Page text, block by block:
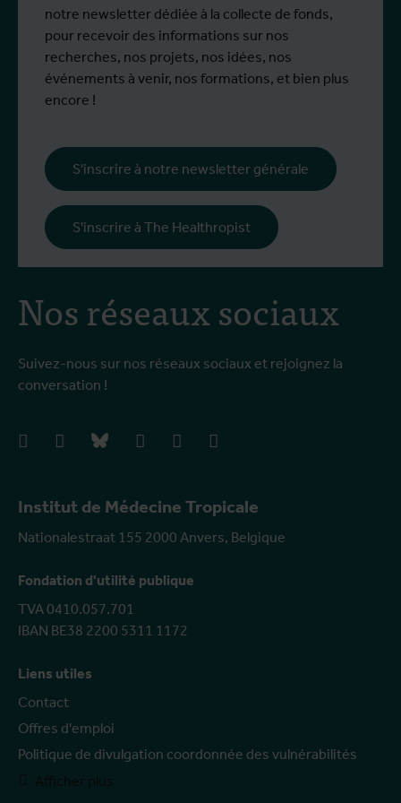
spécialisé chez Ecodevelopment, en
Grèce, grâce au soutien d'une bourse de
mobilité Erasmus+.
Institut de Médecine Tropicale
Nationalestraat 155 2000 Anvers, Belgique
Fondation d'utilité publique
TVA 0410.057.701
IBAN BE38 2200 5311 1172
Liens utiles
Contact
Offres d'emploi
Politique de divulgation coordonnée des vulnérabilités
Nos réseaux sociaux
Suivez-nous sur nos réseaux sociaux et rejoignez la
conversation !
instagrambluesky
notre newsletter dédiée à la collecte de fonds,
pour recevoir des informations sur nos
recherches, nos projets, nos idées, nos
événements à venir, nos formations, et bien plus
encore !
S'inscrire à notre newsletter générale
S'inscrire à The Healthropist